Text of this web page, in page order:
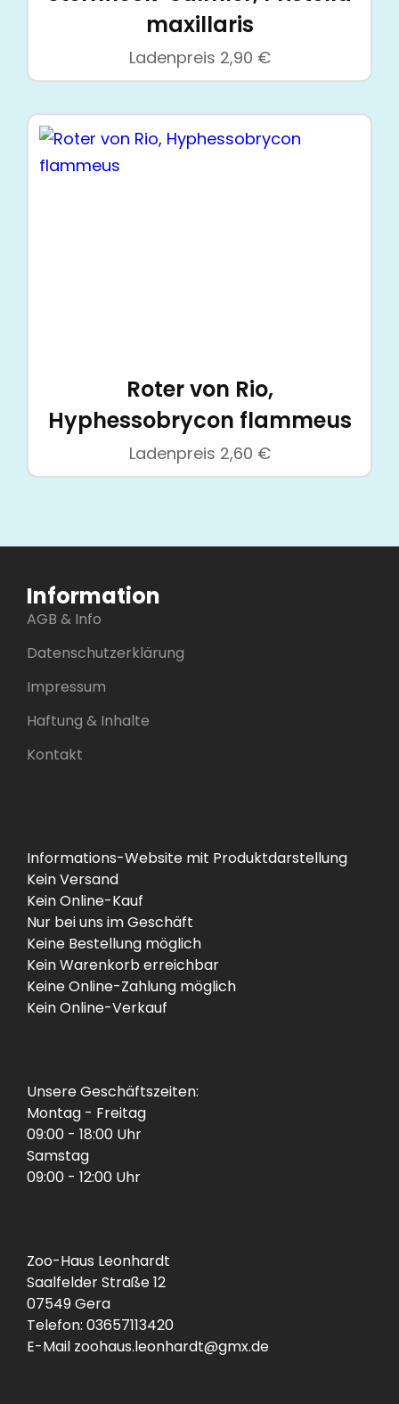
maxillaris
Ladenpreis 2,90 €
Roter von Rio,
Hyphessobrycon flammeus
Ladenpreis 2,60 €
Information
AGB & Info
Datenschutzerklärung
Impressum
Haftung & Inhalte
Kontakt
Informations-Website mit Produktdarstellung
Kein Versand
Kein Online-Kauf
Nur bei uns im Geschäft
Keine Bestellung möglich
Kein Warenkorb erreichbar
Keine Online-Zahlung möglich
Kein Online-Verkauf
Unsere Geschäftszeiten:
Montag - Freitag
09:00 - 18:00 Uhr
Samstag
09:00 - 12:00 Uhr
Zoo-Haus Leonhardt
Saalfelder Straße 12
07549 Gera
Telefon: 03657113420
E-Mail zoohaus.leonhardt@gmx.de